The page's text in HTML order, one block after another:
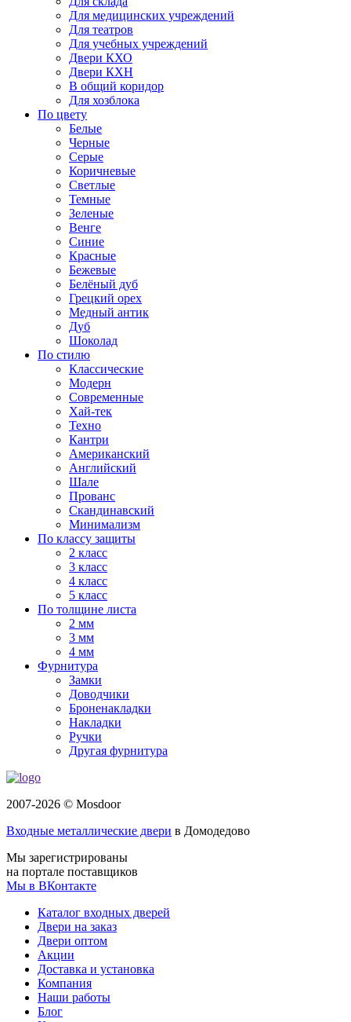
Для медицинских учреждений
Для театров
Для учебных учреждений
Двери КХО
Двери КХН
В общий коридор
Для хозблока
По цвету
Белые
Черные
Серые
Коричневые
Светлые
Темные
Зеленые
Венге
Синие
Красные
Бежевые
Белёный дуб
Грецкий орех
Медный антик
Дуб
Шоколад
По стилю
Классические
Модерн
Современные
Хай-тек
Техно
Кантри
Американский
Английский
Шале
Прованс
Скандинавский
Минимализм
По классу защиты
2 класс
3 класс
4 класс
5 класс
По толщине листа
2 мм
3 мм
4 мм
Фурнитура
Замки
Доводчики
Броненакладки
Накладки
Ручки
Другая фурнитура
2007-2026 © Mosdoor
Входные металлические двери в Домодедово
Мы зарегистрированы
на портале поставщиков
Мы в ВКонтакте
Каталог входных дверей
Двери на заказ
Двери оптом
Акции
Доставка и установка
Компания
Наши работы
Блог